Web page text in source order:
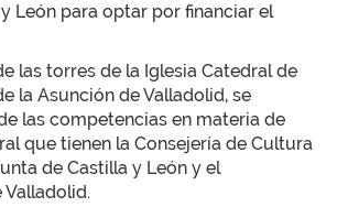
León para optar por financiar el
las torres de la Iglesia Catedral de
la Asunción de Valladolid, se
las competencias en materia de
que tienen la Consejería de Cultura
de Castilla y León y el